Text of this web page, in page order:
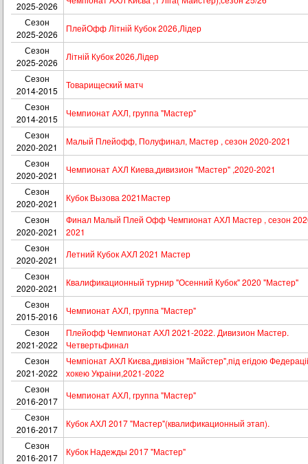
2025-2026
Сезон
2025-2026
ПлейОфф Літній Кубок 2026,Лідер
Сезон
2025-2026
Літній Кубок 2026,Лідер
Сезон
2014-2015
Товарищеский матч
Сезон
2014-2015
Чемпионат АХЛ, группа "Мастер"
Сезон
2020-2021
Малый Плейофф, Полуфинал, Мастер , сезон 2020-2021
Сезон
2020-2021
Чемпионат АХЛ Киева,дивизион "Мастер" ,2020-2021
Сезон
2020-2021
Кубок Вызова 2021Мастер
Сезон
2020-2021
Финал Малый Плей Офф Чемпионат АХЛ Мастер , сезон
2021
Сезон
2020-2021
Летний Кубок АХЛ 2021 Мастер
Сезон
2020-2021
Квалификационный турнир "Осенний Кубок" 2020 "Мастер"
Сезон
2015-2016
Чемпионат АХЛ, группа "Мастер"
Сезон
2021-2022
Плейофф Чемпионат АХЛ 2021-2022. Дивизион Мастер.
Четвертьфинал
Сезон
2021-2022
Чемпіонат АХЛ Києва,дивізіон "Майстер",під егідою Федераціі
хокею Украіни,2021-2022
Сезон
2016-2017
Чемпионат АХЛ, группа "Мастер"
Сезон
2016-2017
Кубок АХЛ 2017 "Мастер"(квалификационный этап).
Сезон
2016-2017
Кубок Надежды 2017 "Мастер"